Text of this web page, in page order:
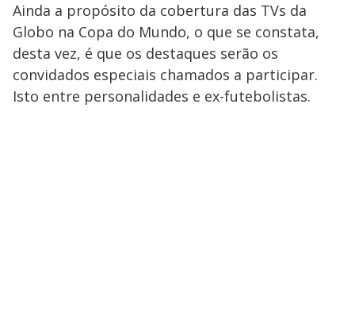
Ainda a propósito da cobertura das TVs da
Globo na Copa do Mundo, o que se constata,
desta vez, é que os destaques serão os
convidados especiais chamados a participar.
Isto entre personalidades e ex-futebolistas.